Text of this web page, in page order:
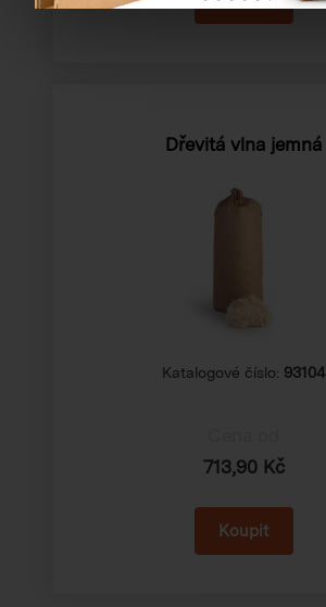
Dřevitá vlna jemná
Katalogové číslo: 93104
713,90 Kč